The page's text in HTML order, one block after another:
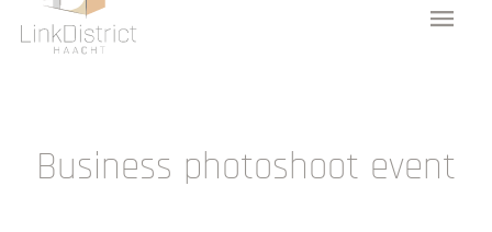
Business photoshoot event